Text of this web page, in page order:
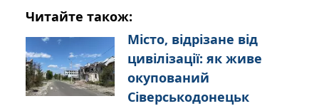
Читайте також:
Місто, відрізане від
цивілізації: як живе
окупований
Сіверськодонецьк